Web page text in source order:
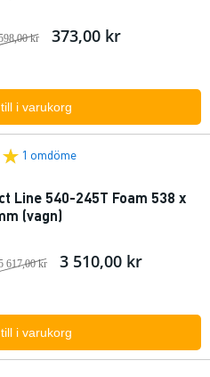
kr 373,00 kr
i varukorg
1 omdöme
Line 540-245T Foam 538 x
(vagn)
617,00 kr 3 510,00 kr
i varukorg